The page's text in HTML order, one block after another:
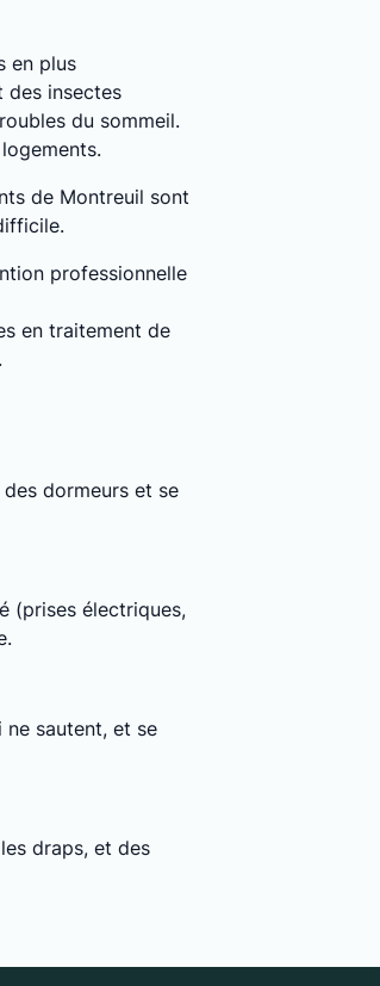
en plus
des insectes
du sommeil.
de Montreuil sont
professionnelle
en traitement de
dormeurs et se
(prises électriques,
ne sautent, et se
draps, et des